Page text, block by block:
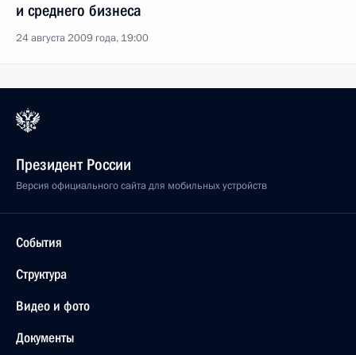
и среднего бизнеса
24 августа 2009 года, 19:00
Президент России
Версия официального сайта для мобильных устройств
События
Структура
Видео и фото
Документы